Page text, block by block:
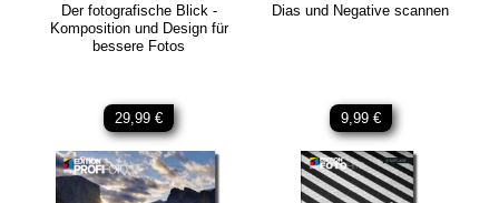
Der fotografische Blick -
Komposition und Design für
bessere Fotos
29,99 €
Dias und Negative scannen
9,99 €